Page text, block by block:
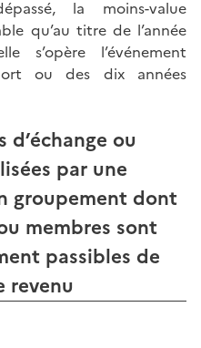
la moins-value
qu’au titre de l’année
s’opère l’événement
ou des dix années
d’échange ou
par une
groupement dont
membres sont
passibles de
revenu